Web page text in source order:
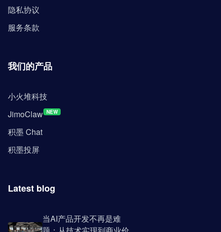
隐私协议
服务条款
我们的产品
小火堆科技
JimoClaw NEW
积墨 Chat
积墨投屏
Latest blog
当AI产品开发不再是难